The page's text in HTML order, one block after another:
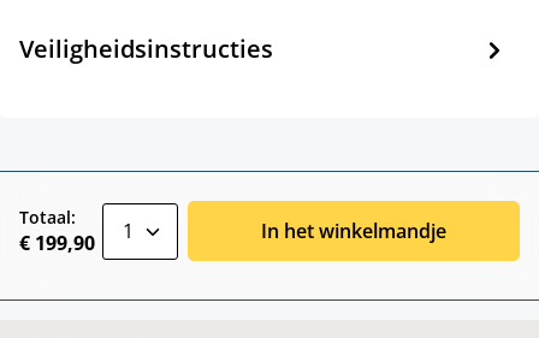
Veiligheidsinstructies
Totaal:
€ 199,90 In het winkelmandje